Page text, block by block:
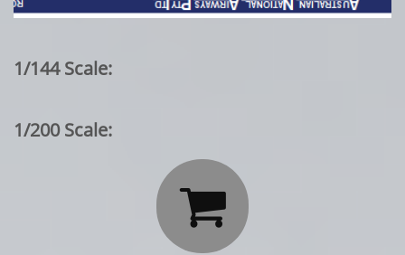
1/144 Scale:
1/200 Scale:
